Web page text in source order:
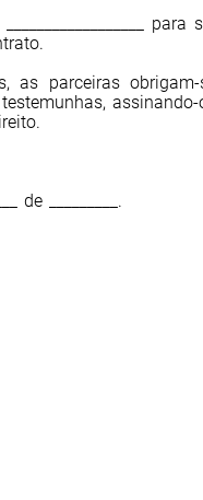
para
as parceiras
de _________.